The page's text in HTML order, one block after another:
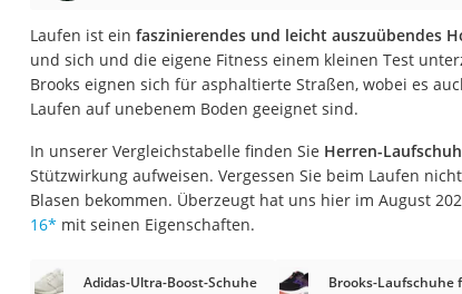
Aluminium-
Futterboot
Air Bike
E-Bike-Dreirad
Laufen ist ein faszinierendes und leicht auszuübendes
und sich und die eigene Fitness einem kleinen Test
Brooks eignen sich für asphaltierte Straßen, wobei es
Laufen auf unebenem Boden geeignet sind.
In unserer Vergleichstabelle finden Sie Herren-
Stützwirkung aufweisen. Vergessen Sie beim Laufen
Blasen bekommen. Überzeugt hat uns hier im August
16* mit seinen Eigenschaften.
Adidas-Ultra-Boost-Schuhe Brooks-Laufschuhe